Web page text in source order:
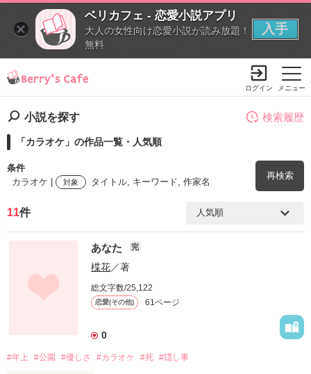
ベリカフェ - 恋愛小説アプリ
大人の女性向け恋愛小説が読み放題！
無料
入手
メニュー
ログイン
小説を探す
「カラオケ」の作品一覧・人気順
条件
カラオケ |
対象 タイトル, キーワード, 作家名
再検索
検索ワード
検索履歴
11件
あなた 完
楪花／著
総文字数/25,122
恋愛(その他) 61ページ
0
#年上 #公園 #優しさ #カラオケ #死 #隠し事